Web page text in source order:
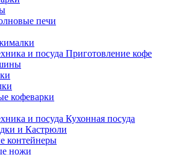
печи
Приготовление кофе
кофеварки
Кухонная посуда
и Кастрюли
контейнеры
ножи